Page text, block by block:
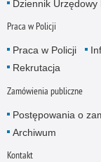
Dziennik Urzędowy
Praca w Policji
Praca w Policji
Rekrutacja
Zamówienia publiczne
Postępowania o
Archiwum
Kontakt